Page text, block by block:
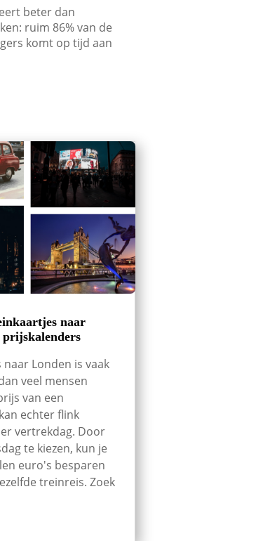
beter dan
ruim 86% van de
komt op tijd aan
naar
Londen is vaak
veel mensen
van een
echter flink
vertrekdag. Door
te kiezen, kun je
euro's besparen
treinreis. Zoek